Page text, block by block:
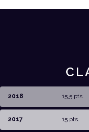
2018 15,5 pts.
2017 15 pts.